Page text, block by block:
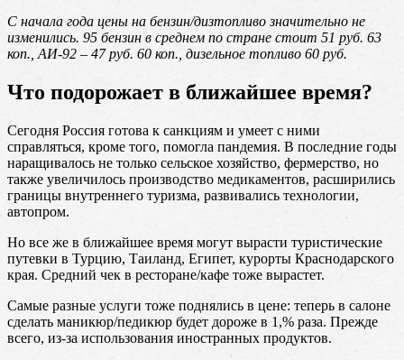
С начала года цены на бензин/дизтопливо значительно не
изменились. 95 бензин в среднем по стране стоит 51 руб. 63
коп., АИ-92 – 47 руб. 60 коп., дизельное топливо 60 руб.
Что подорожает в ближайшее время?
Сегодня Россия готова к санкциям и умеет с ними
справляться, кроме того, помогла пандемия. В последние годы
наращивалось не только сельское хозяйство, фермерство, но
также увеличилось производство медикаментов, расширились
границы внутреннего туризма, развивались технологии,
автопром.
Но все же в ближайшее время могут вырасти туристические
путевки в Турцию, Таиланд, Египет, курорты Краснодарского
края. Средний чек в ресторане/кафе тоже вырастет.
Самые разные услуги тоже поднялись в цене: теперь в салоне
сделать маникюр/педикюр будет дороже в 1,% раза. Прежде
всего, из-за использования иностранных продуктов.